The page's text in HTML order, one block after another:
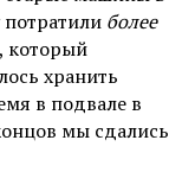
более
который
хранить
в подвале в
мы сдались